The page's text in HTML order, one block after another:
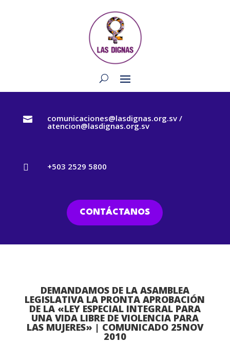
 comunicaciones@lasdignas.org.sv /
atencion@lasdignas.org.sv
 +503 2529 5800
CONTÁCTANOS
DEMANDAMOS DE LA ASAMBLEA
LEGISLATIVA LA PRONTA APROBACIÓN
DE LA «LEY ESPECIAL INTEGRAL PARA
UNA VIDA LIBRE DE VIOLENCIA PARA
LAS MUJERES» | COMUNICADO 25NOV
2010